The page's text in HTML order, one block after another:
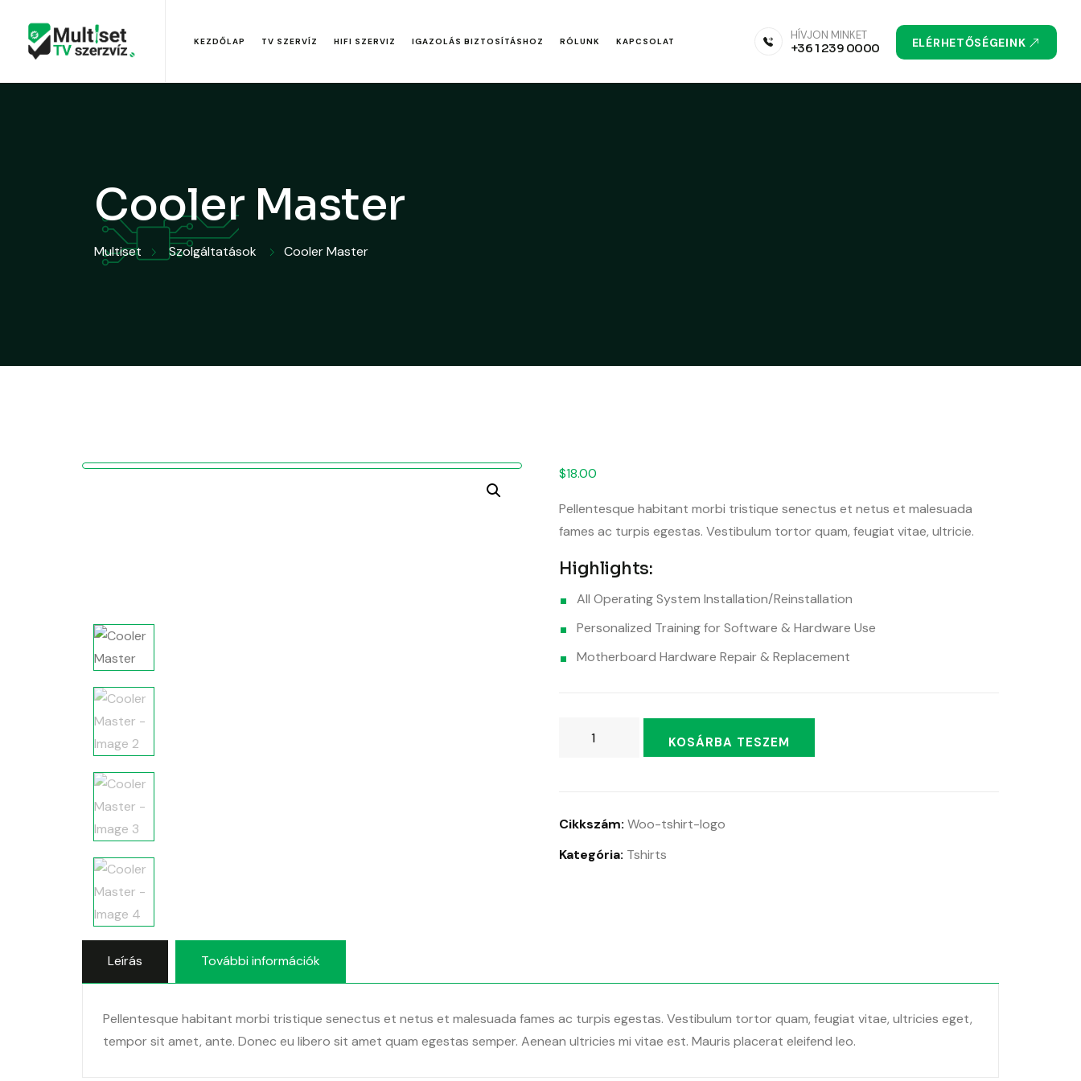
KEZDŐLAP TV SZERVÍZ HIFI SZERVIZ IGAZOLÁS BIZTOSÍTÁSHOZ RÓLUNK KAPCSOLAT HÍVJON MINKET
+36 1 239 0000 ELÉRHETŐSÉGEINK
Cooler Master
Multiset Szolgáltatások Cooler Master
$18.00
Pellentesque habitant morbi tristique senectus et netus et malesuada
fames ac turpis egestas. Vestibulum tortor quam, feugiat vitae, ultricie.
Highlights:
All Operating System Installation/Reinstallation
Personalized Training for Software & Hardware Use
Motherboard Hardware Repair & Replacement
KOSÁRBA TESZEM
Cikkszám: Woo-tshirt-logo
Kategória: Tshirts
Leírás További információk
Pellentesque habitant morbi tristique senectus et netus et malesuada fames ac turpis egestas. Vestibulum tortor quam, feugiat vitae, ultricies eget,
tempor sit amet, ante. Donec eu libero sit amet quam egestas semper. Aenean ultricies mi vitae est. Mauris placerat eleifend leo.